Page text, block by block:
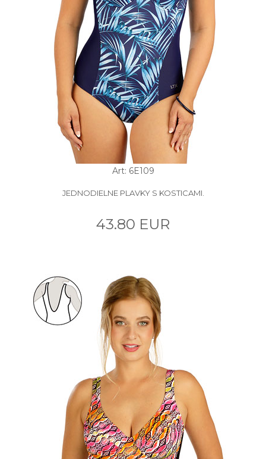
Art: 6E109
JEDNODIELNE PLAVKY S KOSTICAMI.
43.80 EUR